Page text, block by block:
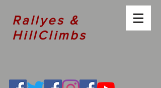
Rallyes &
HillClimbs